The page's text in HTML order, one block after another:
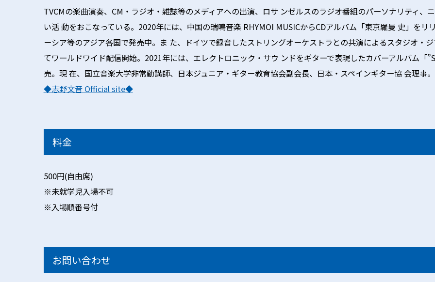
TVCMの楽曲演奏、CM・ラジオ・雑誌等のメディアへの出演、ロサ ンゼルスのラジオ番組のパーソナリティ、
い活 動をおこなっている。2020年には、中国の瑞鳴音楽 RHYMOI MUSICからCDアルバム「東京羅曼 史」を
ーシア等のアジア各国で発売中。ま た、ドイツで録音したストリングオーケストラとの共演によるスタジオ・
てワールドワイド配信開始。2021年には、エレクトロニック・サウ ンドをギターで表現したカバーアルバム
売。現 在、国立音楽大学非常勤講師、日本ジュニア・ギター教育協会副会長、日本・スペインギター協 会理事。
◆志野文音 Official site◆
料金
500円(自由席)
※未就学児入場不可
※入場順番号付
お問い合わせ